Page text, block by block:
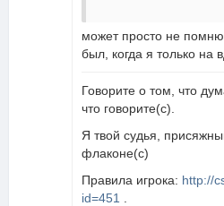
может просто не
был, когда я только на
Говорите о том, что
что говорите(с).
Я твой судья,
флаконе(с)
Правила игрока: http://
id=451